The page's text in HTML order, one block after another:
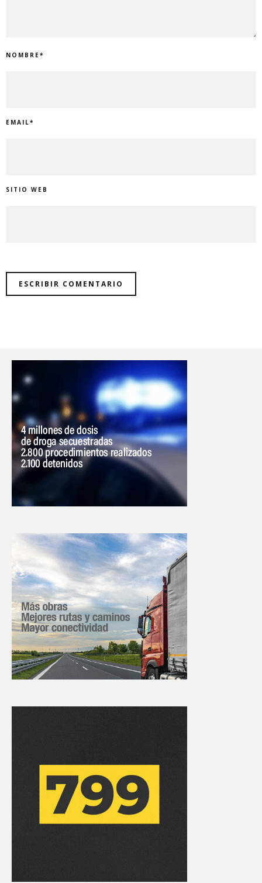
NOMBRE*
EMAIL*
SITIO WEB